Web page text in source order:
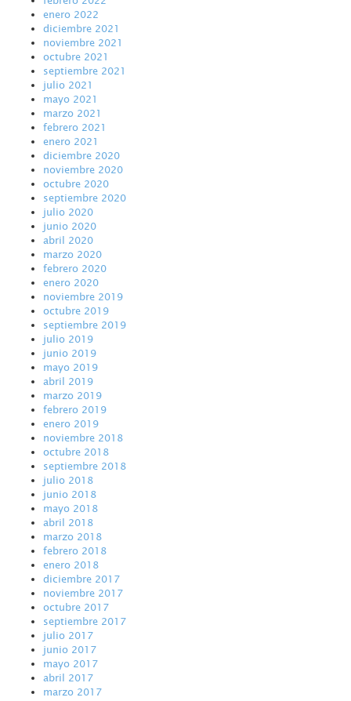
enero 2022
diciembre 2021
noviembre 2021
octubre 2021
septiembre 2021
julio 2021
mayo 2021
marzo 2021
febrero 2021
enero 2021
diciembre 2020
noviembre 2020
octubre 2020
septiembre 2020
julio 2020
junio 2020
abril 2020
marzo 2020
febrero 2020
enero 2020
noviembre 2019
octubre 2019
septiembre 2019
julio 2019
junio 2019
mayo 2019
abril 2019
marzo 2019
febrero 2019
enero 2019
noviembre 2018
octubre 2018
septiembre 2018
julio 2018
junio 2018
mayo 2018
abril 2018
marzo 2018
febrero 2018
enero 2018
diciembre 2017
noviembre 2017
octubre 2017
septiembre 2017
julio 2017
junio 2017
mayo 2017
abril 2017
marzo 2017